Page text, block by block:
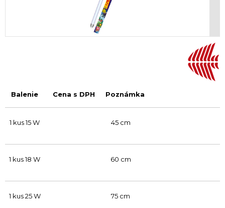
Balenie Cena s DPH Poznámka
1 kus 15 W 45 cm
1 kus 18 W 60 cm
1 kus 25 W 75 cm